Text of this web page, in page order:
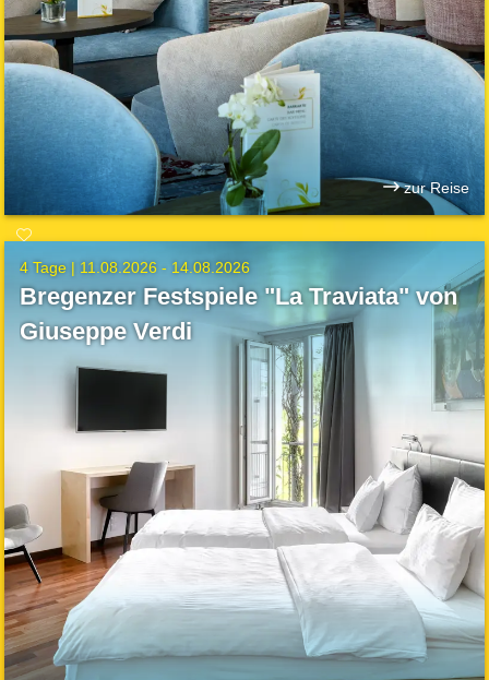
zur Reise
4 Tage | 11.08.2026 - 14.08.2026
Bregenzer Festspiele "La Traviata" von
Giuseppe Verdi